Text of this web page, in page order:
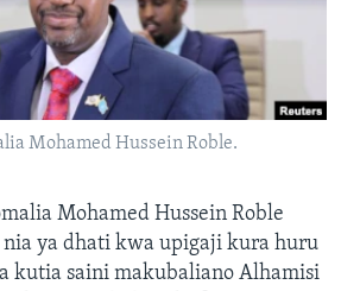
Mohamed Hussein Roble.
Mohamed Hussein Roble
ya dhati kwa upigaji kura huru
kutia saini makubaliano Alhamisi